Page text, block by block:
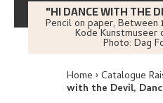
"HI DANCE WITH THE
Pencil on paper, Between
Kode Kunstmuseer
Photo: Dag
Home Catalogue
with the Devil,